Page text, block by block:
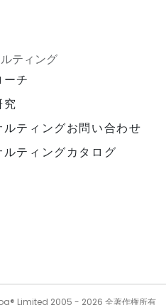
ティング
チ
究
ルティングお問い合わせ
ルティングカタログ
Limited 2005 - 2026 全著作権所有